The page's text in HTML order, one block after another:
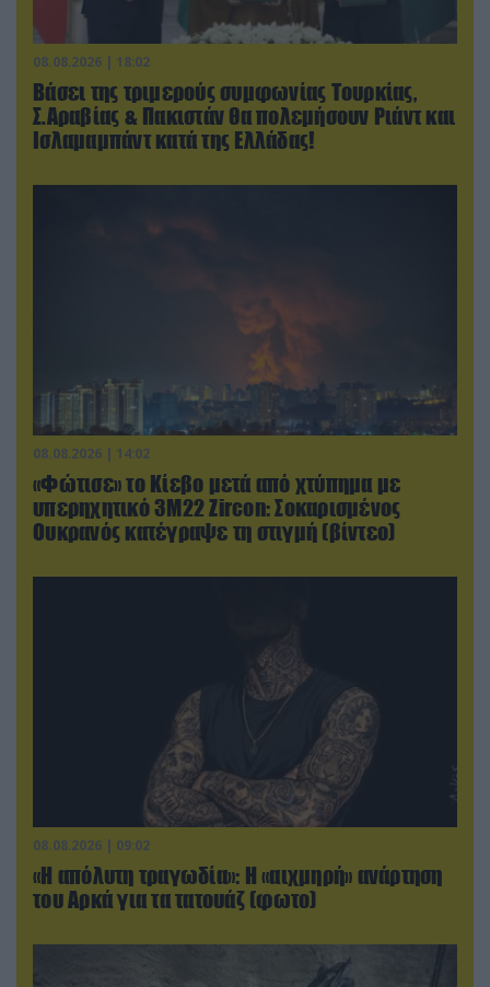
08.08.2026 | 18:02
Βάσει της τριμερούς συμφωνίας Τουρκίας,
Σ.Αραβίας & Πακιστάν θα πολεμήσουν Ριάντ και
Ισλαμαμπάντ κατά της Ελλάδας!
08.08.2026 | 14:02
«Φώτισε» το Κίεβο μετά από χτύπημα με
υπερηχητικό 3M22 Zircon: Σοκαρισμένος
Ουκρανός κατέγραψε τη στιγμή (βίντεο)
08.08.2026 | 09:02
«Η απόλυτη τραγωδία»: Η «αιχμηρή» ανάρτηση
του Αρκά για τα τατουάζ (φωτο)